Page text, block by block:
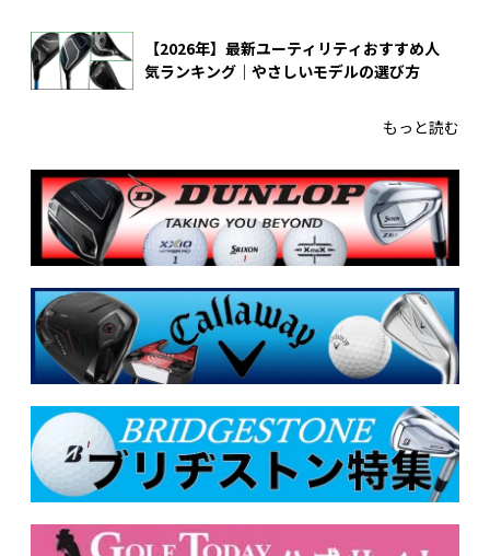
【2026年】最新ユーティリティおすすめ人
気ランキング｜やさしいモデルの選び方
もっと読む